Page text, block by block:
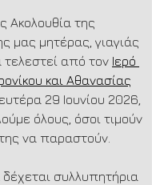
Ακολουθία της
μας μητέρας, γιαγιάς
τελεστεί από τον Ιερό
και Αθανασίας
29 Ιουνίου 2026,
όλους, όσοι τιμούν
να παραστούν.
δέχεται συλλυπητήρια